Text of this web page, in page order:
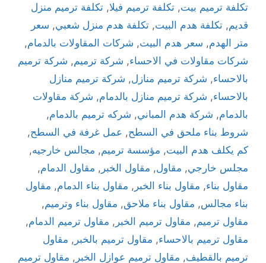
تكلفة ترميم بيت, تكلفة ترميم فيلا, تكلفة ترميم منزل
قديم, تكلفة هدم البيت, تكلفة هدم منزل شعبي, سعر
متر الهدم, سعر هدم البيت, شركات المقاولات بالدمام,
شركات مقاولات في الاحساء, شركة ترميم, شركة ترميم
بالاحساء, شركة ترميم منازل, شركة ترميم منازل
بالاحساء, شركة ترميم منازل بالدمام, شركة مقاولات
بالدمام, شركة هدم المباني, شركه ترميم بالدمام,
شروط بناء ملحق في السطح, عمل غرفة في السطح,
كم يكلف هدم البيت, مؤسسة ترميم, مجالس خارجيه,
مجلس خارجي, مقاول, مقاول الخبر , مقاول الدمام,
مقاول بناء, مقاول بناء الخبر , مقاول بناء الدمام, مقاول
بناء مجالس, مقاول بناء ملاحق, مقاول بناء وترميم,
مقاول ترميم, مقاول ترميم الخبر , مقاول ترميم الدمام,
مقاول ترميم بالاحساء, مقاول ترميم بالخبر , مقاول
ترميم بالقطيف, مقاول ترميم عوازل الخبر , مقاول ترميم